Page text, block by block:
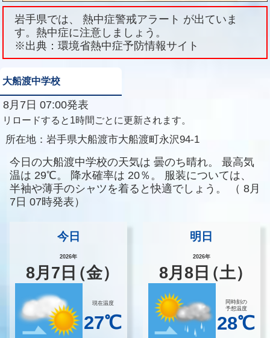
岩手県では、 熱中症警戒アラート が出ていま
す。熱中症に注意しましょう。
※出典：環境省熱中症予防情報サイト
大船渡中学校
8月7日 07:00発表
リロードすると1時間ごとに更新されます。
所在地： 岩手県大船渡市大船渡町永沢94-1
今日の大船渡中学校の天気は 曇のち晴れ。
最高気
温は 29℃。 降水確率は 20％。
服装については、
半袖や薄手のシャツを着ると快適でしょう。
（ 8月
7日 07時発表）
今日
2026年
8月 7 日（金）
現在温度
27℃
明日
2026年
8月8 日（土）
同時刻の
予想温度
28℃